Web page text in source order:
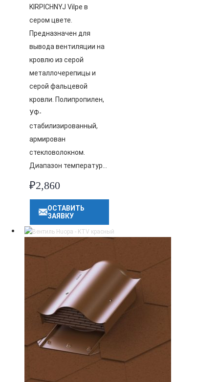
KIRPICHNYJ Vilpe в
сером цвете.
Предназначен для
вывода вентиляции на
кровлю из серой
металлочерепицы и
серой фальцевой
кровли. Полипропилен,
УФ-
стабилизированный,
армирован
стекловолокном.
Диапазон температур…
₽2,860
ОСТАВИТЬ
ЗАЯВКУ